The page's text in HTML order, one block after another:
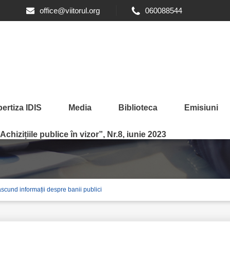
office@viitorul.org 060088544
IDIS Media Biblioteca Emisiuni
publice în vizor”, Nr.8, iunie 2023
informații despre banii publici